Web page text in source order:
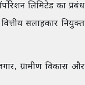
लिमिटेड का प्रबंध
सलाहकार नियुक्त
ग्रामीण विकास और